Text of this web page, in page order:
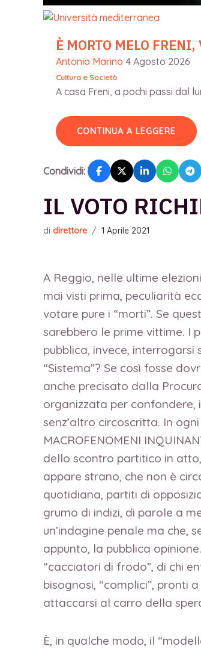
È MORTO MELO
Antonio Marino 4 Agosto 2026
Cultura e Società
A casa Freni, a pochi passi dal
CONTINUA A LEGGERE
Condividi:
IL VOTO
di direttore / 1 Aprile 2021
A Reggio, nelle ultime
mai visti prima, peculiarità
votare pure i “morti”. Se
sarebbero le prime vittime. I
pubblica, invece, interrogarsi
“Sistema”? Se così fosse
anche precisato dalla
organizzata per confondere,
senz’altro circoscritta. In
MACROFENOMENI
dello scontro partitico in
appare strano, che non è
quotidiana, partiti di
grumo di indizi, di parole a
un’indagine penale ma che,
appunto, la pubblica
“cacciatori di frodo”, di chi
bisognosi, “complici”, pronti
attaccarsi al carro della
È, in qualche modo, il